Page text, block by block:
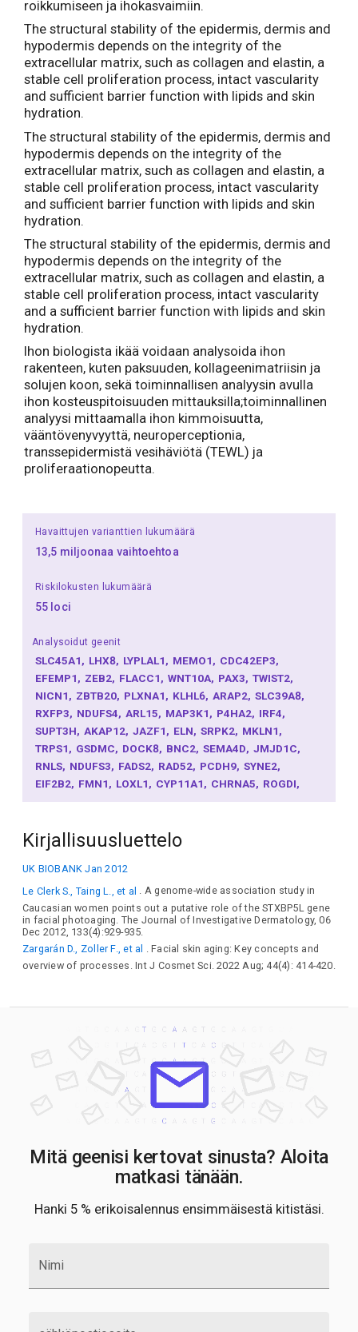
roikkumiseen ja ihokasvaimiin.
The structural stability of the epidermis, dermis and
hypodermis depends on the integrity of the
extracellular matrix, such as collagen and elastin, a
stable cell proliferation process, intact vascularity
and sufficient barrier function with lipids and skin
hydration.
The structural stability of the epidermis, dermis and
hypodermis depends on the integrity of the
extracellular matrix, such as collagen and elastin, a
stable cell proliferation process, intact vascularity
and sufficient barrier function with lipids and skin
hydration.
The structural stability of the epidermis, dermis and
hypodermis depends on the integrity of the
extracellular matrix, such as collagen and elastin, a
stable cell proliferation process, intact vascularity
and a sufficient barrier function with lipids and skin
hydration.
Ihon biologista ikää voidaan analysoida ihon
rakenteen, kuten paksuuden, kollageenimatriisin ja
solujen koon, sekä toiminnallisen analyysin avulla
ihon kosteuspitoisuuden mittauksilla;toiminnallinen
analyysi mittaamalla ihon kimmoisuutta,
vääntövenyvyyttä, neuroperceptionia,
transsepidermistä vesihäviötä (TEWL) ja
proliferaationopeutta.
Havaittujen varianttien lukumäärä
13,5 miljoonaa vaihtoehtoa
Riskilokusten lukumäärä
55 loci
Analysoidut geenit
SLC45A1 LHX8 LYPLAL1 MEMO1 CDC42EP3
EFEMP1 ZEB2 FLACC1 WNT10A PAX3 TWIST2
NICN1 ZBTB20 PLXNA1 KLHL6 ARAP2 SLC39A8
RXFP3 NDUFS4 ARL15 MAP3K1 P4HA2 IRF4
SUPT3H AKAP12 JAZF1 ELN SRPK2 MKLN1
TRPS1 GSDMC DOCK8 BNC2 SEMA4D JMJD1C
RNLS NDUFS3 FADS2 RAD52 PCDH9 SYNE2
EIF2B2 FMN1 LOXL1 CYP11A1 CHRNA5 ROGDI
EXOSC6 TUBB3 MFAP4 AKAP1 AXIN2 NFIC PAX1
Kirjallisuusluettelo
UK BIOBANK Jan 2012
Le Clerk S., Taing L., et al . A genome-wide association study in
Caucasian women points out a putative role of the STXBP5L gene
in facial photoaging. The Journal of Investigative Dermatology, 06
Dec 2012, 133(4):929-935.
Zargarán D., Zoller F., et al . Facial skin aging: Key concepts and
overview of processes. Int J Cosmet Sci. 2022 Aug; 44(4): 414-420.
Mitä geenisi kertovat sinusta? Aloita
matkasi tänään.
Hanki 5 % erikoisalennus ensimmäisestä kitistäsi.
Nimi